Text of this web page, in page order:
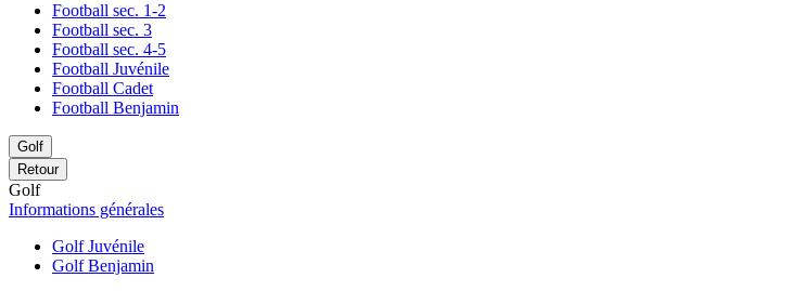
Football sec. 1-2
Football sec. 3
Football sec. 4-5
Football Juvénile
Football Cadet
Football Benjamin
Golf
Retour
Golf
Informations générales
Golf Juvénile
Golf Benjamin